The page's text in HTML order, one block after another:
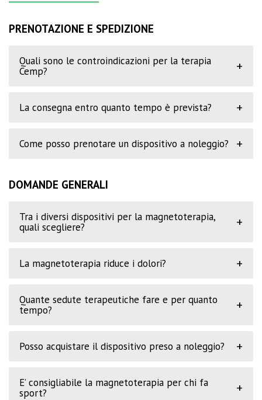
PRENOTAZIONE E SPEDIZIONE
Quali sono le controindicazioni per la terapia
Cemp?
+
La consegna entro quanto tempo è prevista? +
Come posso prenotare un dispositivo a noleggio? +
DOMANDE GENERALI
Tra i diversi dispositivi per la magnetoterapia,
quali scegliere?
+
La magnetoterapia riduce i dolori? +
Quante sedute terapeutiche fare e per quanto
tempo?
+
Posso acquistare il dispositivo preso a noleggio? +
E’ consigliabile la magnetoterapia per chi fa
sport?
+